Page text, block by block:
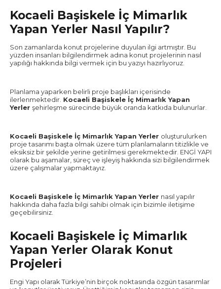
Kocaeli Başiskele İç Mimarlık
Yapan Yerler Nasıl Yapılır?
Son zamanlarda konut projelerine duyulan ilgi artmıştır. Bu
yüzden insanları bilgilendirmek adına konut projelerinin nasıl
yapılığı hakkında bilgi vermek için bu yazıyı hazırlıyoruz.
Planlama yaparken belirli proje başlıkları içerisinde
ilerlenmektedir. Kocaeli Başiskele İç Mimarlık Yapan
Yerler şehirleşme sürecinde büyük oranda katkıda bulunurlar.
Kocaeli Başiskele İç Mimarlık Yapan Yerler oluşturulurken
proje tasarımı başta olmak üzere tüm planlamaların titizlikle ve
eksiksiz bir şekilde yerine getirilmesi gerekmektedir. ENGİ YAPI
olarak bu aşamalar, süreç ve işleyiş hakkında sizi bilgilendirmek
üzere çalışmalar yapmaktayız.
Kocaeli Başiskele İç Mimarlık Yapan Yerler nasıl yapılır
hakkında daha fazla bilgi sahibi olmak için bizimle iletişime
geçebilirsiniz.
Kocaeli Başiskele İç Mimarlık
Yapan Yerler Olarak Konut
Projeleri
Engi Yapı olarak Türkiye’nin birçok noktasında özgün tasarımlar